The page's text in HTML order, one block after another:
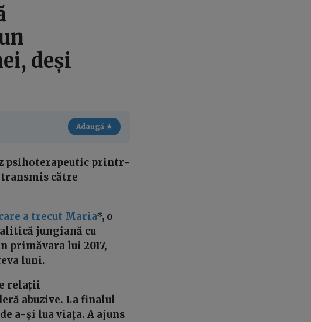
deși
Adaugă ★
psihoterapeutic printr-
către
a trecut Maria*, o
jungiană cu
primăvara lui 2017,
luni.
relații
abuzive. La finalul
a-și lua viața. A ajuns